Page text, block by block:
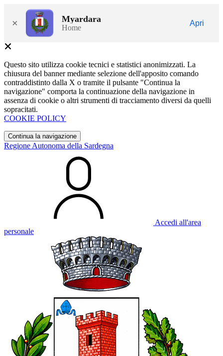
× Myardara
Home
Apri
Questo sito utilizza cookie tecnici e statistici anonimizzati. La
chiusura del banner mediante selezione dell'apposito comando
contraddistinto dalla X o tramite il pulsante "Continua la
navigazione" comporta la continuazione della navigazione in
assenza di cookie o altri strumenti di tracciamento diversi da quelli
sopracitati.
COOKIE POLICY
Continua la navigazione
Regione Autonoma della Sardegna
Accedi all'area
personale